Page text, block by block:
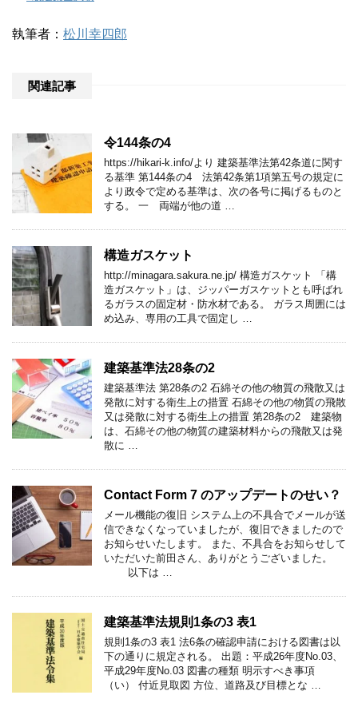
執筆者： 松川幸四郎
関連記事
令144条の4
https://hikari-k.info/より 建築基準法第42条道に関す
る基準 第144条の4 法第42条第1項第五号の規定に
より政令で定める基準は、次の各号に掲げるものと
する。 一 両端が他の道 …
構造ガスケット
http://minagara.sakura.ne.jp/ 構造ガスケット 「構
造ガスケット」は、ジッパーガスケットとも呼ばれ
るガラスの固定材・防水材である。 ガラス周囲には
め込み、専用の工具で固定し …
建築基準法28条の2
建築基準法 第28条の2 石綿その他の物質の飛散又は
発散に対する衛生上の措置 石綿その他の物質の飛散
又は発散に対する衛生上の措置 第28条の2 建築物
は、石綿その他の物質の建築材料からの飛散又は発
散に …
Contact Form 7 のアップデートのせい？
メール機能の復旧 システム上の不具合でメールが送
信できなくなっていましたが、復旧できましたので
お知らせいたします。 また、不具合をお知らせして
いただいた前田さん、ありがとうございました。
以下は …
建築基準法規則1条の3 表1
規則1条の3 表1 法6条の確認申請における図書は以
下の通りに規定される。 出題：平成26年度No.03、
平成29年度No.03 図書の種類 明示すべき事項
（い） 付近見取図 方位、道路及び目標とな …